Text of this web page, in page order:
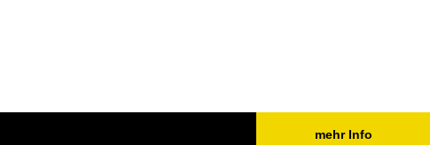
mehr Info